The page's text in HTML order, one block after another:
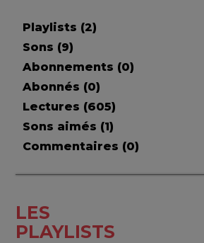
Playlists (2)
Sons (9)
Abonnements (0)
Abonnés (0)
Lectures (605)
Sons aimés (1)
Commentaires (0)
LES
PLAYLISTS